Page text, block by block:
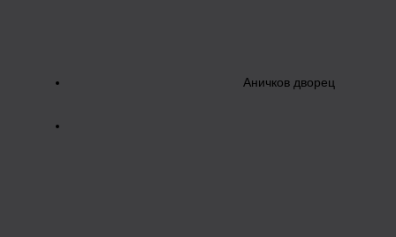
Аничков дворец